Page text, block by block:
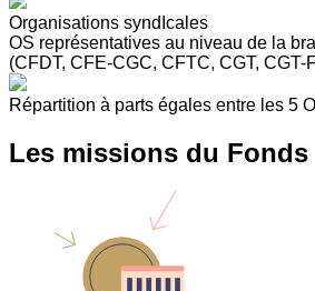
Organisations syndIcales
OS représentatives au niveau de la
(CFDT, CFE-CGC, CFTC, CGT, CGT-
Répartition à parts égales entre les 5
Les missions du Fonds